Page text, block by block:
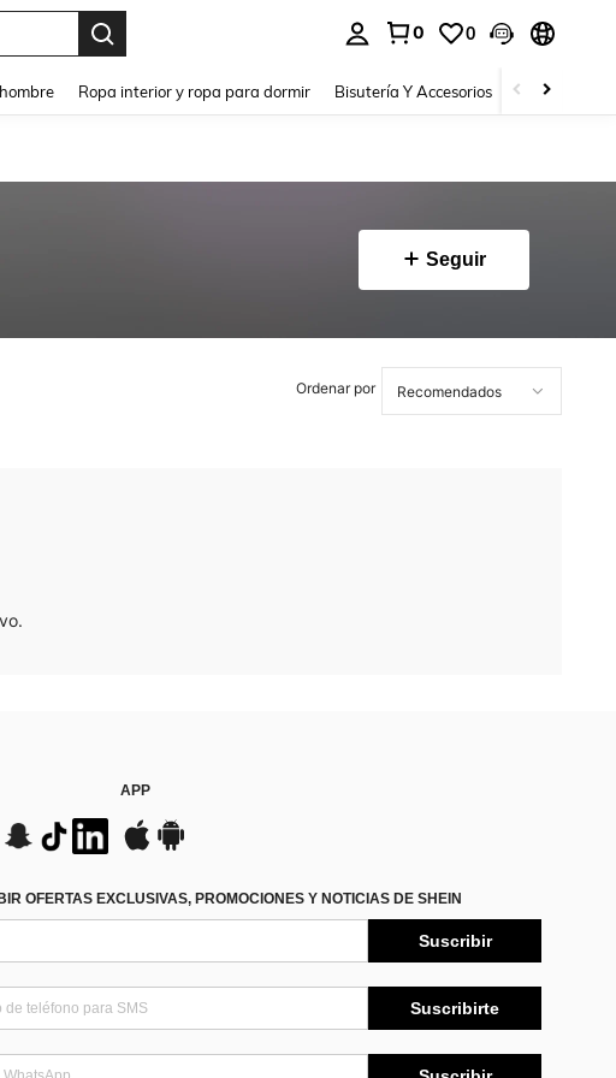
0 0
Ropa interior y ropa para dormir Bisutería Y Accesorios Zapatos
Seguir
Ordenar por
APP
OFERTAS EXCLUSIVAS, PROMOCIONES Y NOTICIAS DE SHEIN
Suscribir
Suscribirte